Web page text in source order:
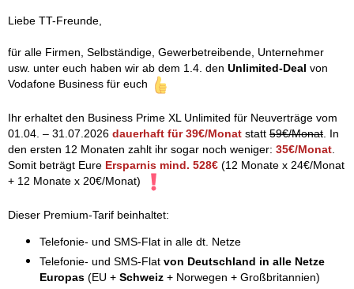
Liebe TT-Freunde,
für alle Firmen, Selbständige, Gewerbetreibende, Unternehmer
usw. unter euch haben wir ab dem 1.4. den Unlimited-Deal von
Vodafone Business für euch
Ihr erhaltet den Business Prime XL Unlimited für Neuverträge vom
01.04. – 31.07.2026 dauerhaft für 39€/Monat statt 59€/Monat . In
den ersten 12 Monaten zahlt ihr sogar noch weniger: 35€/Monat
Somit beträgt Eure Ersparnis mind. 528€ (12 Monate x 24€/Monat
+ 12 Monate x 20€/Monat)
Dieser Premium-Tarif beinhaltet:
Telefonie- und SMS-Flat in alle dt. Netze
Telefonie- und SMS-Flat von Deutschland in alle Netze
Europas (EU + Schweiz + Norwegen + Großbritannien)